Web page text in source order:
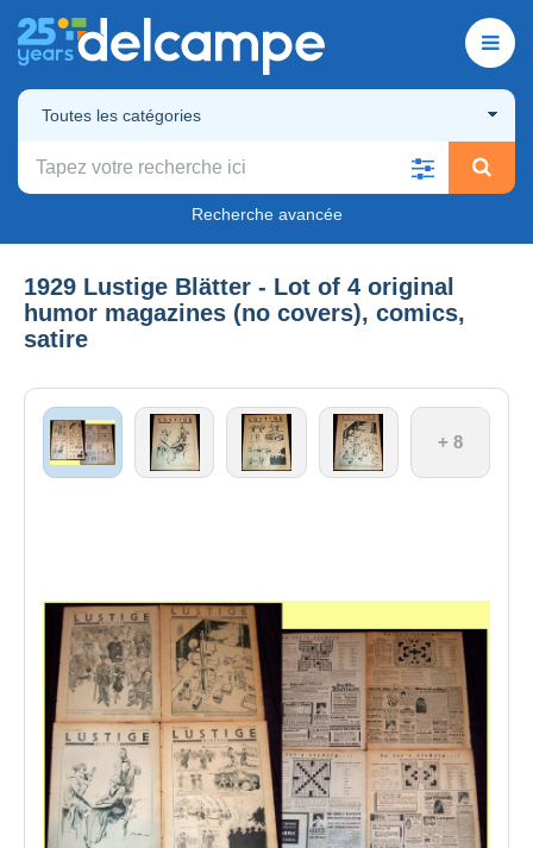
Toutes les catégories
Recherche avancée
1929 Lustige Blätter - Lot of 4 original
humor magazines (no covers), comics,
satire
+ 8